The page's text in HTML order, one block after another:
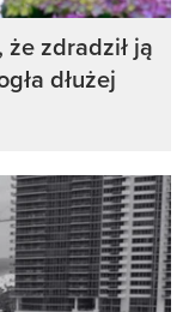
zdradził ją
dłużej